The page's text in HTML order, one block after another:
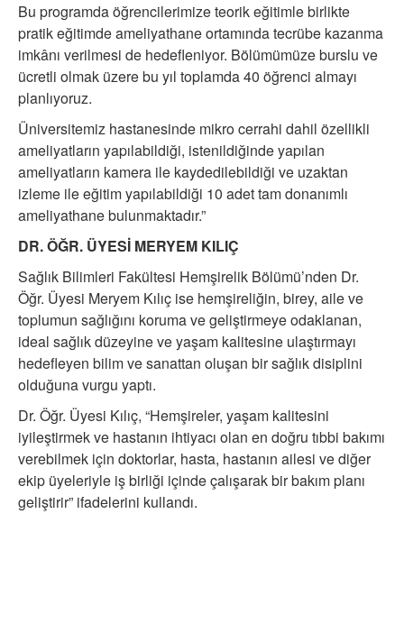
Bu programda öğrencilerimize teorik eğitimle birlikte
pratik eğitimde ameliyathane ortamında tecrübe kazanma
imkânı verilmesi de hedefleniyor. Bölümümüze burslu ve
ücretli olmak üzere bu yıl toplamda 40 öğrenci almayı
planlıyoruz.
Üniversitemiz hastanesinde mikro cerrahi dahil özellikli
ameliyatların yapılabildiği, istenildiğinde yapılan
ameliyatların kamera ile kaydedilebildiği ve uzaktan
izleme ile eğitim yapılabildiği 10 adet tam donanımlı
ameliyathane bulunmaktadır.”
DR. ÖĞR. ÜYESİ MERYEM KILIÇ
Sağlık Bilimleri Fakültesi Hemşirelik Bölümü’nden Dr.
Öğr. Üyesi Meryem Kılıç ise hemşireliğin, birey, aile ve
toplumun sağlığını koruma ve geliştirmeye odaklanan,
ideal sağlık düzeyine ve yaşam kalitesine ulaştırmayı
hedefleyen bilim ve sanattan oluşan bir sağlık disiplini
olduğuna vurgu yaptı.
Dr. Öğr. Üyesi Kılıç, “Hemşireler, yaşam kalitesini
iyileştirmek ve hastanın ihtiyacı olan en doğru tıbbi bakımı
verebilmek için doktorlar, hasta, hastanın ailesi ve diğer
ekip üyeleriyle iş birliği içinde çalışarak bir bakım planı
geliştirir” ifadelerini kullandı.